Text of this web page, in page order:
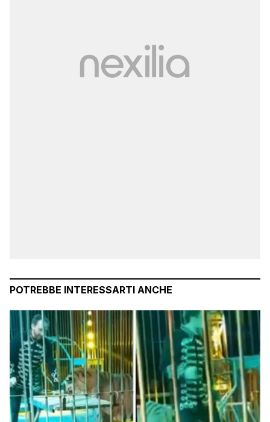
POTREBBE INTERESSARTI ANCHE